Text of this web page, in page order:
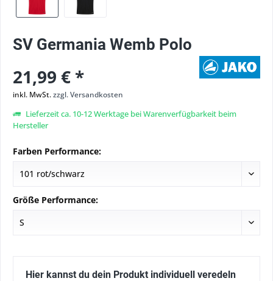
SV Germania Wemb Polo
21,99 € *
inkl. MwSt.zzgl. Versandkosten
Lieferzeit ca. 10-12 Werktage bei Warenverfügbarkeit beim
Hersteller
Farben Performance:
Größe Performance:
Hier kannst du dein Produkt individuell veredeln